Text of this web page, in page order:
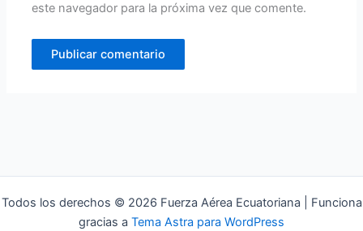
este navegador para la próxima vez que comente.
Todos los derechos © 2026 Fuerza Aérea Ecuatoriana | Funciona
gracias a Tema Astra para WordPress